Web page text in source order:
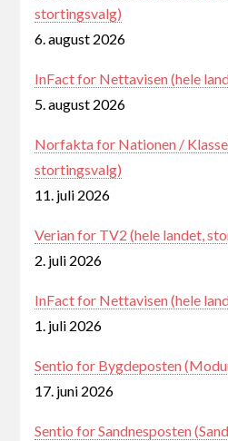
stortingsvalg)
6. august 2026
InFact for Nettavisen (hele
5. august 2026
Norfakta for Nationen /
stortingsvalg)
11. juli 2026
Verian for TV2 (hele landet,
2. juli 2026
InFact for Nettavisen (hele
1. juli 2026
Sentio for Bygdeposten
17. juni 2026
Sentio for Sandnesposten